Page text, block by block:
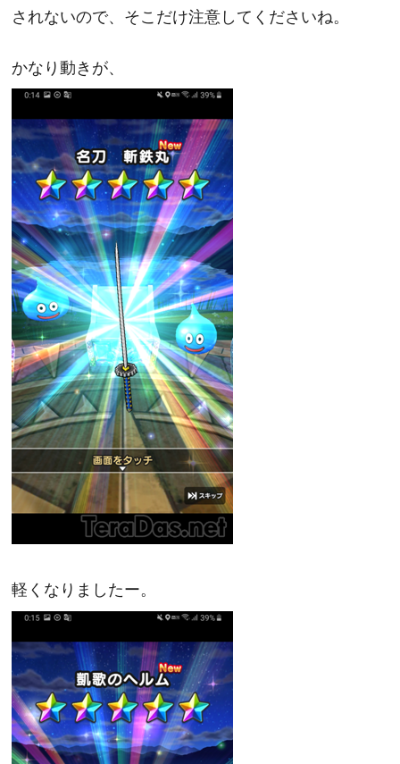
されないので、そこだけ注意してくださいね。
かなり動きが、
軽くなりましたー。